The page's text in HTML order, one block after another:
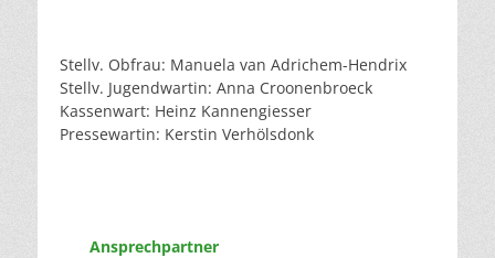
Stellv. Obfrau: Manuela van Adrichem-Hendrix
Stellv. Jugendwartin: Anna Croonenbroeck
Kassenwart: Heinz Kannengiesser
Pressewartin: Kerstin Verhölsdonk
Ansprechpartner